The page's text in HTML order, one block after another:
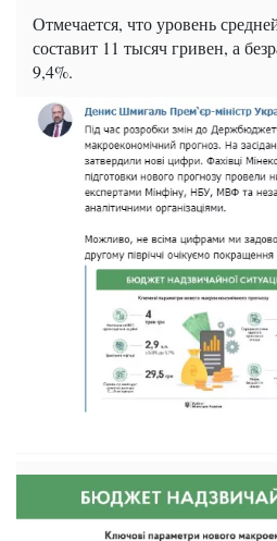
Отмечается, что уровень
составит 11 тысяч гривен, а
9,4%.